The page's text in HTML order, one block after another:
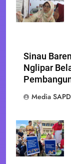
Sinau
Nglipar
Media